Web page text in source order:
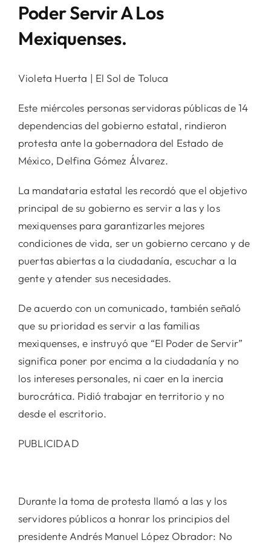
Poder Servir A Los
Mexiquenses.
Violeta Huerta | El Sol de Toluca
Este miércoles personas servidoras públicas de 14
dependencias del gobierno estatal, rindieron
protesta ante la gobernadora del Estado de
México, Delfina Gómez Álvarez.
La mandataria estatal les recordó que el objetivo
principal de su gobierno es servir a las y los
mexiquenses para garantizarles mejores
condiciones de vida, ser un gobierno cercano y de
puertas abiertas a la ciudadanía, escuchar a la
gente y atender sus necesidades.
De acuerdo con un comunicado, también señaló
que su prioridad es servir a las familias
mexiquenses, e instruyó que “El Poder de Servir”
significa poner por encima a la ciudadanía y no
los intereses personales, ni caer en la inercia
burocrática. Pidió trabajar en territorio y no
desde el escritorio.
PUBLICIDAD
Durante la toma de protesta llamó a las y los
servidores públicos a honrar los principios del
presidente Andrés Manuel López Obrador: No